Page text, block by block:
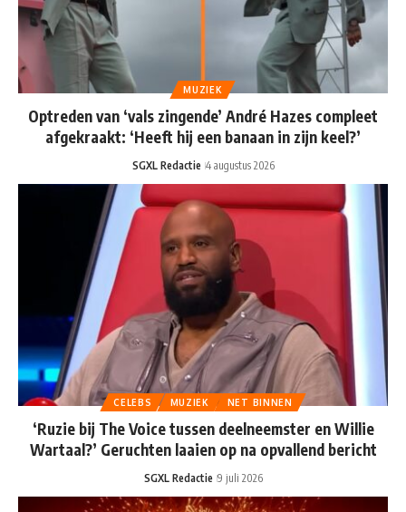
MUZIEK
Optreden van ‘vals zingende’ André Hazes compleet
afgekraakt: ‘Heeft hij een banaan in zijn keel?’
SGXL Redactie 4 augustus 2026
CELEBS MUZIEK NET BINNEN
‘Ruzie bij The Voice tussen deelneemster en Willie
Wartaal?’ Geruchten laaien op na opvallend bericht
SGXL Redactie 9 juli 2026